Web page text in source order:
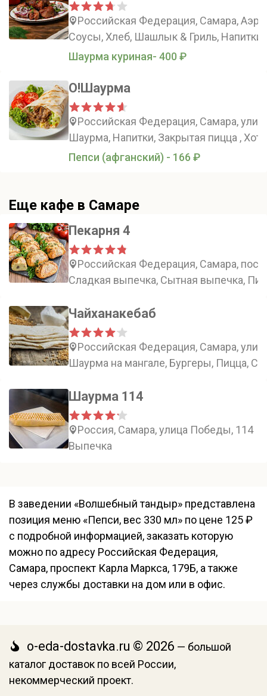
Российская Федерация, Самара,
Соусы, Хлеб, Шашлык & Гриль, Напитки
Шаурма куриная- 400 ₽
О!Шаурма
Российская Федерация, Самара,
Шаурма, Напитки, Закрытая пицца ,
Пепси (афганский) - 166 ₽
Еще кафе в Самаре
Пекарня 4
Российская Федерация, Самара,
Сладкая выпечка, Сытная выпечка,
Чайханакебаб
Российская Федерация, Самара,
Шаурма на мангале, Бургеры, Пицца,
Шаурма 114
Россия, Самара, улица Победы, 114
Выпечка
В заведении «Волшебный тандыр» представлена
позиция меню «Пепси, вес 330 мл» по цене 125 ₽
с подробной информацией, заказать которую
можно по адресу Российская Федерация,
Самара, проспект Карла Маркса, 179Б, а также
через службы доставки на дом или в офис.
o-eda-dostavka.ru © 2026 — большой
каталог доставок по всей России,
некоммерческий проект.